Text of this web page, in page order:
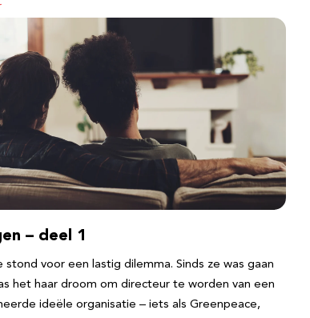
– deel 1
voor een lastig dilemma. Sinds ze was gaan
het haar droom om directeur te worden van een
ideële organisatie – iets als Greenpeace,